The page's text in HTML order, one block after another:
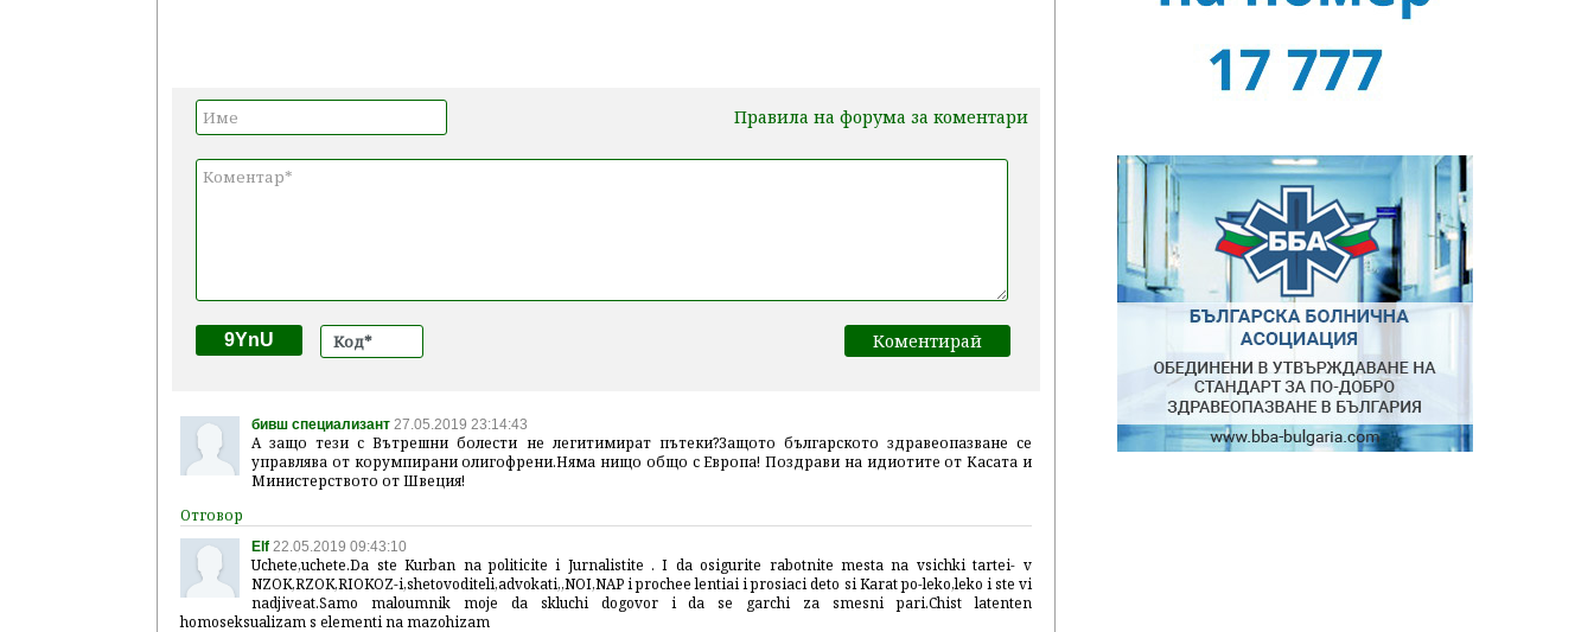
Правила на форума за коментари
9YnU
бивш специализант 27.05.2019 23:14:43
А защо тези с Вътрешни болести не легитимират пътеки?Защото българското здравеопазване се
управлява от корумпирани олигофрени.Няма нищо общо с Европа! Поздрави на идиотите от Касата и
Министерството от Швеция!
Elf 22.05.2019 09:43:10
Uchete,uchete.Da ste Kurban na politicite i Jurnalistite . I da osigurite rabotnite mesta na vsichki tartei- v
NZOK,RZOK,RIOKOZ-i,shetovoditeli,advokati,,NOI,NAP i prochee lentiai i prosiaci deto si Karat po-leko,leko i ste vi
nadjiveat.Samo maloumnik moje da skluchi dogovor i da se garchi za smesni pari.Chist latenten
homoseksualizam s elementi na mazohizam